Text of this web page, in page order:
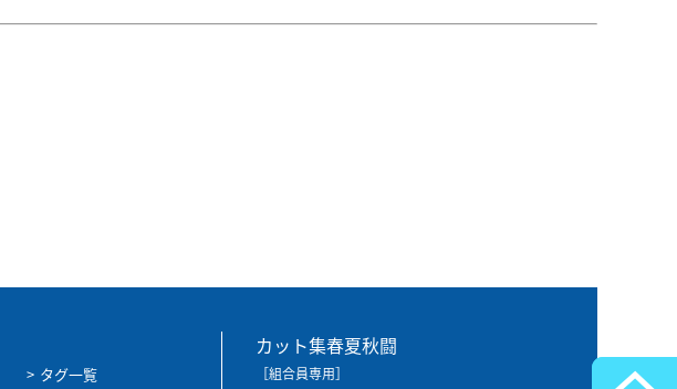
タグ一覧
カット集春夏秋闘
［組合員専用］